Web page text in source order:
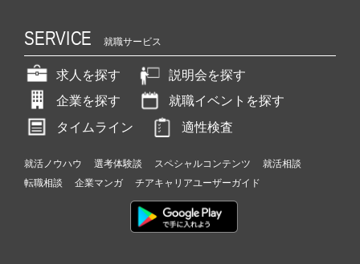
SERVICE 就職サービス
求人を探す
説明会を探す
企業を探す
就職イベントを探す
タイムライン
適性検査
就活ノウハウ 選考体験談 スペシャルコンテンツ
就活相談
転職相談
企業マンガ チアキャリアユーザーガイド